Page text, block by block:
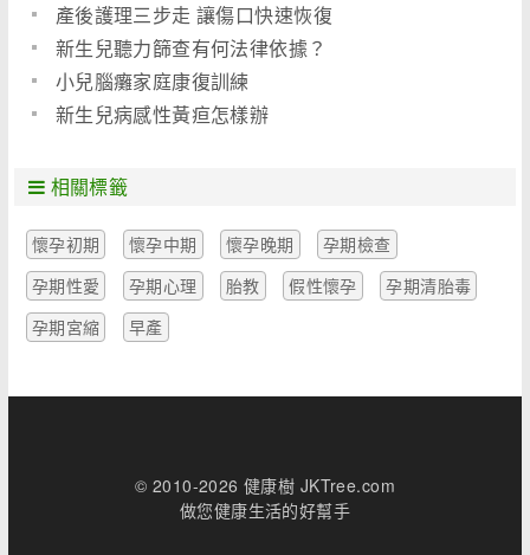
產後護理三步走 讓傷口快速恢復
新生兒聽力篩查有何法律依據？
小兒腦癱家庭康復訓練
新生兒病感性黃疸怎樣辦
相關標籤
懷孕初期 懷孕中期 懷孕晚期
孕期檢查
孕期性愛
孕期心理 胎教 假性懷孕
孕期清胎毒
孕期宮縮
早產
© 2010-2026 健康樹 JKTree.com
做您健康生活的好幫手